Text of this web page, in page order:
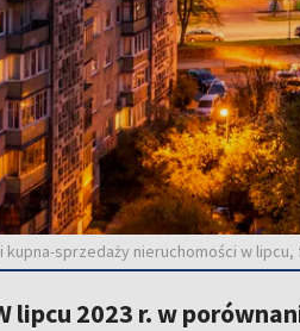
sprzedaży nieruchomości w lipcu,
lipcu 2023 r. w